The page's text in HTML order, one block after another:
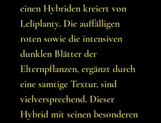
einen Hybriden kreiert von
Leliplanty. Die auffälligen
roten sowie die intensiven
dunklen Blätter der
Elternpflanzen, ergänzt durch
eine samtige Textur, sind
vielversprechend. Dieser
Hybrid mit seinen besonderen